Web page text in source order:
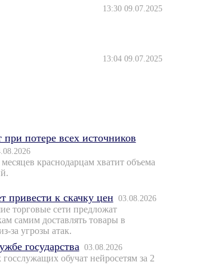
13:30 09.07.2025
13:04 09.07.2025
при потере всех источников
краснодарцам хватит объема
привести к скачку цен 03.08.2026
торговые сети предложат
самим доставлять товары в
за угрозы атак.
государства 03.08.2026
обучат нейросетям за 2